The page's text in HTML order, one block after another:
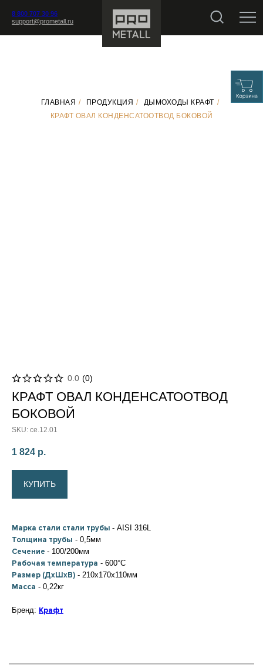
8 800 707 30 96
support@prometall.ru
ГЛАВНАЯ / ПРОДУКЦИЯ / ДЫМОХОДЫ КРАФТ /
КРАФТ ОВАЛ КОНДЕНСАТООТВОД БОКОВОЙ
0.0 (0)
КРАФТ ОВАЛ КОНДЕНСАТООТВОД
БОКОВОЙ
SKU: ce.12.01
1 824 р.
КУПИТЬ
Марка стали стали трубы - AISI 316L
Толщина трубы - 0,5мм
Сечение - 100/200мм
Рабочая температура - 600°C
Размер (ДхШхВ) - 210x170x110мм
Масса - 0,22кг
Бренд: Крафт